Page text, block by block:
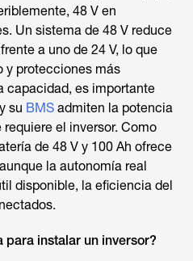
48 V en
Un sistema de 48 V reduce
a uno de 24 V, lo que
y protecciones más
capacidad, es importante
su BMS admiten la potencia
el inversor. Como
de 48 V y 100 Ah ofrece
la autonomía real
disponible, la eficiencia del
instalar un inversor?